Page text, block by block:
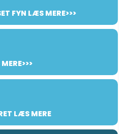
FYN LÆS MERE>>>
LÆS MERE